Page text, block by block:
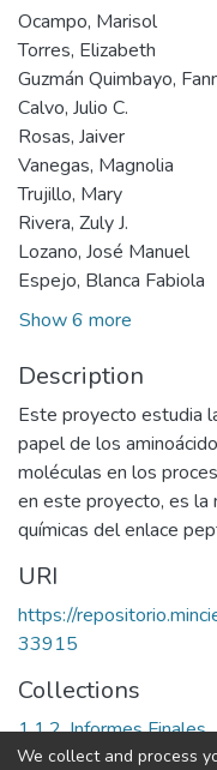
Ocampo, Marisol
Torres, Elizabeth
Guzmán Quimbayo,
Calvo, Julio C.
Rosas, Jaiver
Vanegas, Magnolia
Trujillo, Mary
Rivera, Zuly J.
Lozano, José Manuel
Espejo, Blanca Fabiola
Show 6 more
Description
Este proyecto estudia
papel de los
moléculas en los
en este proyecto, es la
químicas del enlace
URI
https://
33915
Collections
1.1.2. Informes Finales
We collect and process